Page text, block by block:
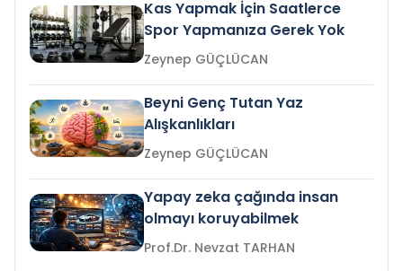
Kas Yapmak İçin Saatlerce
Spor Yapmanıza Gerek Yok
Zeynep GÜÇLÜCAN
Beyni Genç Tutan Yaz
Alışkanlıkları
Zeynep GÜÇLÜCAN
Yapay zeka çağında insan
olmayı koruyabilmek
Prof.Dr. Nevzat TARHAN